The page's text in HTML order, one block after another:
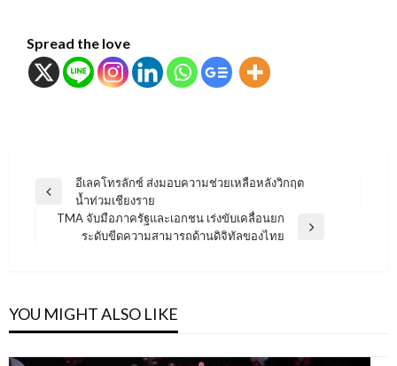
Spread the love
แนะแนว
เรื่อง
Previous
Post
อีเลคโทรลักซ์ ส่งมอบความช่วยเหลือหลังวิกฤต
น้ำท่วมเชียงราย
TMA จับมือภาครัฐและเอกชน เร่งขับเคลื่อนยก
ระดับขีดความสามารถด้านดิจิทัลของไทย
YOU MIGHT ALSO LIKE